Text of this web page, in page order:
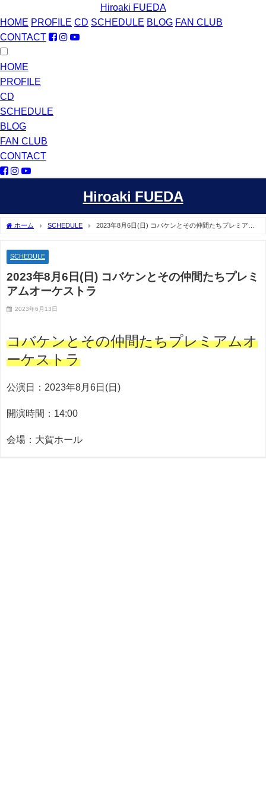
Hiroaki FUEDA
HOME PROFILE CD SCHEDULE BLOG FAN CLUB
CONTACT
HOME
PROFILE
CD
SCHEDULE
BLOG
FAN CLUB
CONTACT
Hiroaki FUEDA
ホーム SCHEDULE
2023年8月6日(日) コバケンとその仲間たちプレミアム
SCHEDULE
2023年8月6日(日) コバケンとその仲間たちプレミ
アムオーケストラ
2023年6月13日
コバケンとその仲間たちプレミアムオ
ーケストラ
公演日：2023年8月6日(日)
開演時間：14:00
会場：大賀ホール